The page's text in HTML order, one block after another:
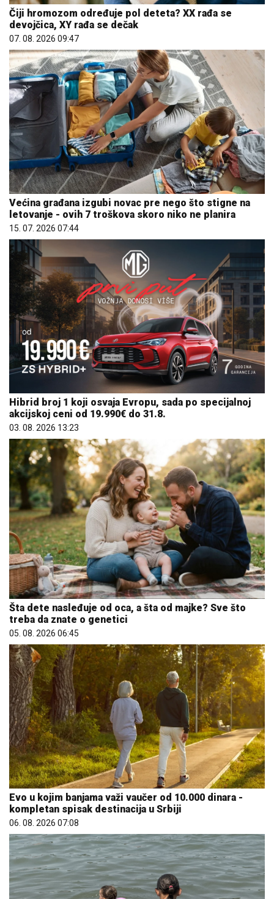
Čiji hromozom određuje pol deteta? XX rađa se
devojčica, XY rađa se dečak
07. 08. 2026 09:47
Većina građana izgubi novac pre nego što stigne na
letovanje - ovih 7 troškova skoro niko ne planira
15. 07. 2026 07:44
Hibrid broj 1 koji osvaja Evropu, sada po specijalnoj
akcijskoj ceni od 19.990€ do 31.8.
03. 08. 2026 13:23
Šta dete nasleđuje od oca, a šta od majke? Sve što
treba da znate o genetici
05. 08. 2026 06:45
Evo u kojim banjama važi vaučer od 10.000 dinara -
kompletan spisak destinacija u Srbiji
06. 08. 2026 07:08